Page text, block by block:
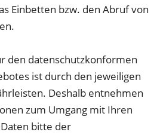
Einbetten bzw. den Abruf von
den datenschutzkonformen
ist durch den jeweiligen
Deshalb entnehmen
zum Umgang mit Ihren
bitte der